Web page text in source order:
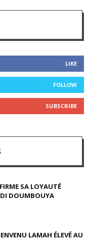
LIKE
FOLLOW
SUBSCRIBE
SA LOYAUTÉ
DOUMBOUYA
LAMAH ÉLEVÉ AU